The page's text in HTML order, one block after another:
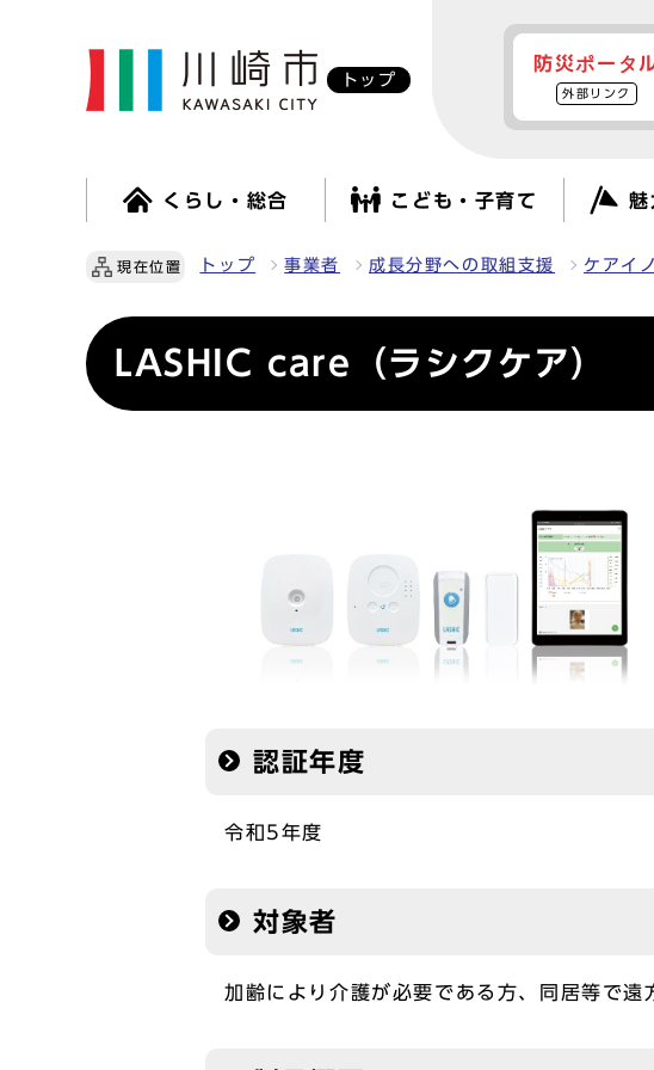
トップ
防災ポータ
外部リンク
くらし・総合 こども・子育て 魅
現在位置 トップ 事業者 成長分野への取組支援 ケアイ
LASHIC care（ラシクケア）
認証年度
令和5年度
対象者
加齢により介護が必要である方、同居等で